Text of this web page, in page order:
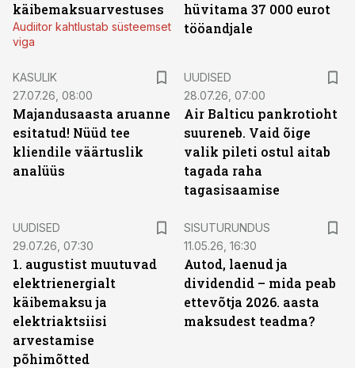
käibemaksuarvestuses
Audiitor kahtlustab süsteemset
viga
hüvitama 37 000 eurot
tööandjale
KASULIK
27.07.26, 08:00
Majandusaasta aruanne
esitatud! Nüüd tee
kliendile väärtuslik
analüüs
UUDISED
28.07.26, 07:00
Air Balticu pankrotioht
suureneb. Vaid õige
valik pileti ostul aitab
tagada raha
tagasisaamise
UUDISED
29.07.26, 07:30
1. augustist muutuvad
elektrienergialt
käibemaksu ja
elektriaktsiisi
arvestamise
põhimõtted
SISUTURUNDUS
11.05.26, 16:30
Autod, laenud ja
dividendid – mida peab
ettevõtja 2026. aasta
maksudest teadma?